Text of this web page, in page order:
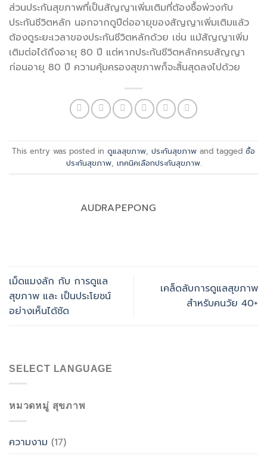
ส่วนประกันสุขภาพที่เป็นสัญญาเพิ่มเติมที่ต้องซื้อพ่วงกับ
ประกันชีวิตหลัก นอกจากดูปีต่ออายุของสัญญาเพิ่มเติมแล้ว
ต้องดูระยะเวลาของประกันชีวิตหลักด้วย เช่น แม้สัญญาเพิ่ม
เติมต่อได้ถึงอายุ 80 ปี แต่หากประกันชีวิตหลักครบสัญญา
ก่อนอายุ 80 ปี ความคุ้มครองสุขภาพก็จะสิ้นสุดลงไปด้วย
This entry was posted in ดูแลสุขภาพ, ประกันสุขภาพ and tagged ซื้อ
ประกันสุขภาพ, เทคนิคเลือกประกันสุขภาพ.
AUDRAPEPONG
เม็ดแมงลัก กับ การดูแล
สุขภาพ และ เป็นประโยชน์
อย่างเห็นได้ชัด
เคล็ดลับการดูแลสุขภาพ
สำหรับคนวัย 40+
SELECT LANGUAGE
หมวดหมู่ สุขภาพ
ความงาม (17)